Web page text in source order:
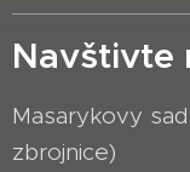
Navštivte
Masarykovy
zbrojnice)